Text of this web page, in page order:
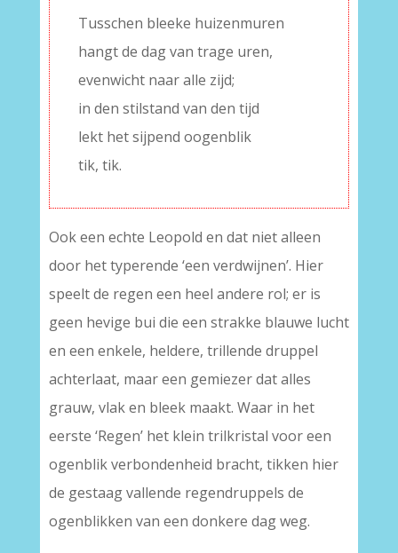
Tusschen bleeke huizenmuren
hangt de dag van trage uren,
evenwicht naar alle zijd;
in den stilstand van den tijd
lekt het sijpend oogenblik
tik, tik.
Ook een echte Leopold en dat niet alleen
door het typerende ‘een verdwijnen’. Hier
speelt de regen een heel andere rol; er is
geen hevige bui die een strakke blauwe lucht
en een enkele, heldere, trillende druppel
achterlaat, maar een gemiezer dat alles
grauw, vlak en bleek maakt. Waar in het
eerste ‘Regen’ het klein trilkristal voor een
ogenblik verbondenheid bracht, tikken hier
de gestaag vallende regendruppels de
ogenblikken van een donkere dag weg.